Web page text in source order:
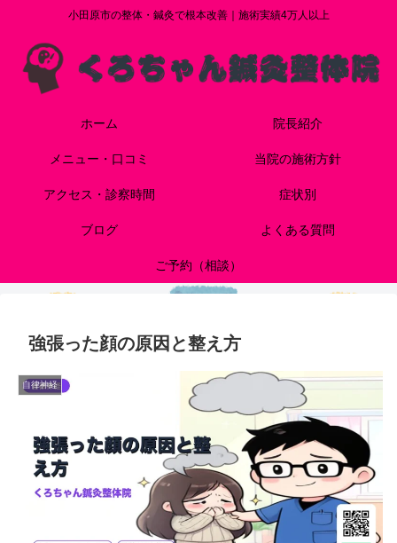
小田原市の整体・鍼灸で根本改善｜施術実績4万人以上
ホーム 院長紹介
メニュー・口コミ 当院の施術方針
アクセス・診察時間 症状別
ブログ よくある質問
ご予約（相談）
強張った顔の原因と整え方
自律神経